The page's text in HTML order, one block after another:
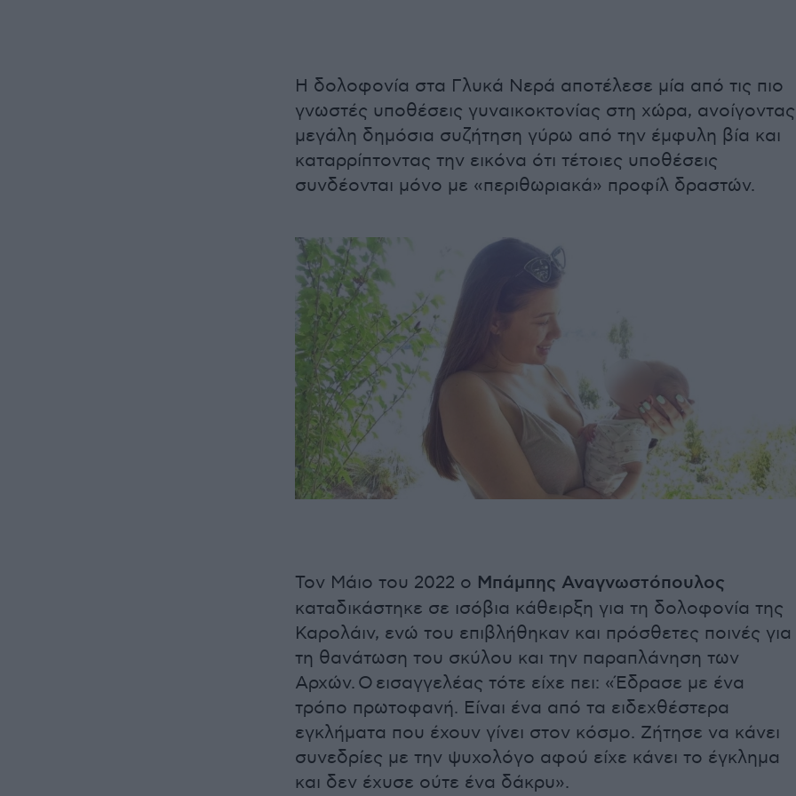
Η δολοφονία στα Γλυκά Νερά αποτέλεσε μία από τις πιο
γνωστές υποθέσεις γυναικοκτονίας στη χώρα, ανοίγοντας
μεγάλη δημόσια συζήτηση γύρω από την έμφυλη βία και
καταρρίπτοντας την εικόνα ότι τέτοιες υποθέσεις
συνδέονται μόνο με «περιθωριακά» προφίλ δραστών.
Τον Μάιο του 2022 ο Μπάμπης Αναγνωστόπουλος
καταδικάστηκε σε ισόβια κάθειρξη για τη δολοφονία της
Καρολάιν, ενώ του επιβλήθηκαν και πρόσθετες ποινές για
τη θανάτωση του σκύλου και την παραπλάνηση των
Αρχών. Ο εισαγγελέας τότε είχε πει: «Έδρασε με ένα
τρόπο πρωτοφανή. Είναι ένα από τα ειδεχθέστερα
εγκλήματα που έχουν γίνει στον κόσμο. Ζήτησε να κάνει
συνεδρίες με την ψυχολόγο αφού είχε κάνει το έγκλημα
και δεν έχυσε ούτε ένα δάκρυ».